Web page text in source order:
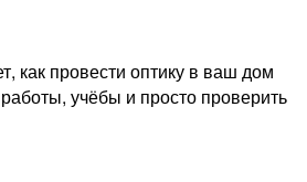
как провести оптику в ваш дом
учёбы и просто проверить